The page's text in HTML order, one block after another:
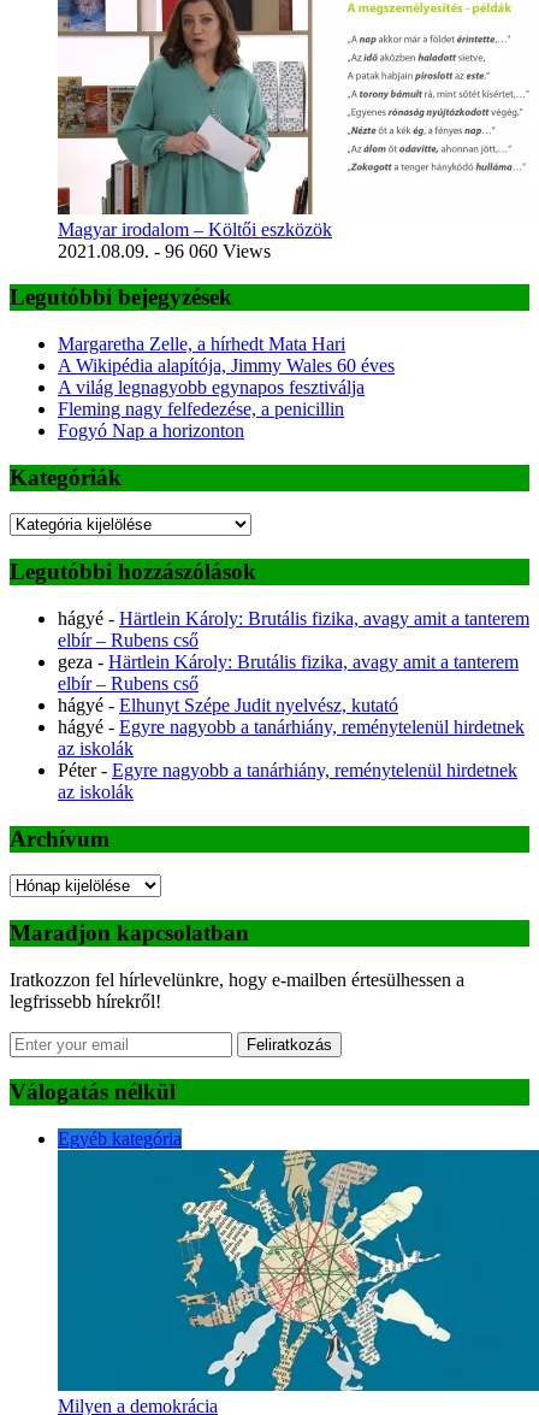
Magyar irodalom – Költői eszközök
2021.08.09. - 96 060 Views
Legutóbbi bejegyzések
Margaretha Zelle, a hírhedt Mata Hari
A Wikipédia alapítója, Jimmy Wales 60 éves
A világ legnagyobb egynapos fesztiválja
Fleming nagy felfedezése, a penicillin
Fogyó Nap a horizonton
Kategóriák
Kategóriák
Legutóbbi hozzászólások
hágyé - Härtlein Károly: Brutális fizika, avagy amit a tanterem
elbír – Rubens cső
geza - Härtlein Károly: Brutális fizika, avagy amit a tanterem
elbír – Rubens cső
hágyé - Elhunyt Szépe Judit nyelvész, kutató
hágyé - Egyre nagyobb a tanárhiány, reménytelenül hirdetnek
az iskolák
Péter- Egyre nagyobb a tanárhiány, reménytelenül hirdetnek
az iskolák
Archívum
Archívum
Maradjon kapcsolatban
Iratkozzon fel hírlevelünkre, hogy e-mailben értesülhessen a
legfrissebb hírekről!
Feliratkozás
Válogatás nélkül
Egyéb kategória
Milyen a demokrácia